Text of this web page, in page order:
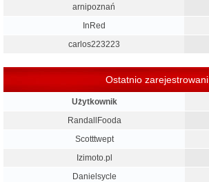
arnipoznań
InRed
carlos223223
Ostatnio zarejestrowani
Użytkownik
RandallFooda
Scotttwept
Izimoto.pl
Danielsycle